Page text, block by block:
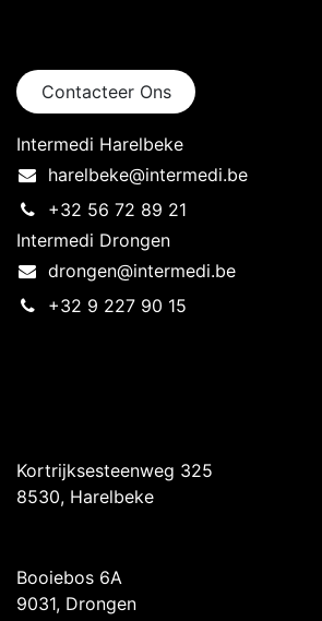
Contacteer Ons
Intermedi Harelbeke
harelbeke@intermedi.be
+32 56 72 89 21
Intermedi Drongen
drongen@intermedi.be
+32 9 227 90 15
Kortrijksesteenweg 325
8530, Harelbeke
Booiebos 6A
9031, Drongen